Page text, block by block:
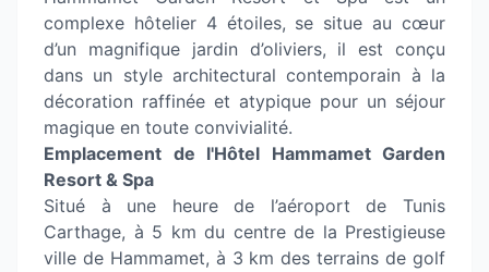
complexe hôtelier 4 étoiles, se situe au cœur
d’un magnifique jardin d’oliviers, il est conçu
dans un style architectural contemporain à la
décoration raffinée et atypique pour un séjour
magique en toute convivialité.
Emplacement de l'Hôtel Hammamet Garden
Resort & Spa
Situé à une heure de l’aéroport de Tunis
Carthage, à 5 km du centre de la Prestigieuse
ville de Hammamet, à 3 km des terrains de golf